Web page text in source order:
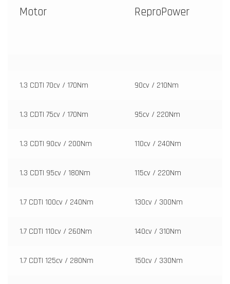
Motor ReproPower
1.3 CDTI 70cv / 170Nm 90cv / 210Nm
1.3 CDTI 75cv / 170Nm 95cv / 220Nm
1.3 CDTI 90cv / 200Nm 110cv / 240Nm
1.3 CDTI 95cv / 180Nm 115cv / 220Nm
1.7 CDTI 100cv / 240Nm 130cv / 300Nm
1.7 CDTI 110cv / 260Nm 140cv / 310Nm
1.7 CDTI 125cv / 280Nm 150cv / 330Nm